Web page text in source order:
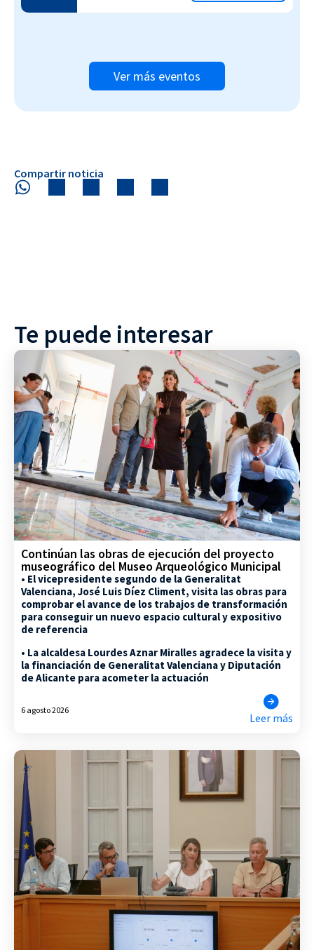
Ver más eventos
Compartir noticia
Te puede interesar
Continúan las obras de ejecución del proyecto
museográfico del Museo Arqueológico Municipal
• El vicepresidente segundo de la Generalitat
Valenciana, José Luis Díez Climent, visita las obras para
comprobar el avance de los trabajos de transformación
para conseguir un nuevo espacio cultural y expositivo
de referencia
• La alcaldesa Lourdes Aznar Miralles agradece la visita y
la financiación de Generalitat Valenciana y Diputación
de Alicante para acometer la actuación
6 agosto 2026
Leer más